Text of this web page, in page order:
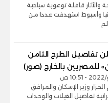
والآثار قافلة توعوية سياحية
وأسيوط استهدفت عددا من
تفاصيل الطرح الثامن
للمصريين بالخارج (صور)
وزير الإسكان والمرافق
تفاصيل الفيلات والوحدات